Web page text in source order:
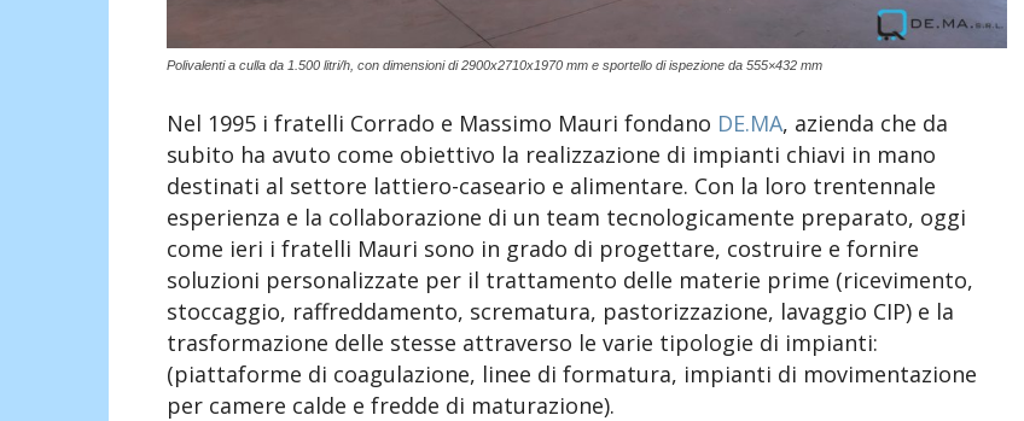
Polivalenti a culla da 1.500 litri/h, con dimensioni di 2900x2710x1970 mm e sportello di ispezione da 555×432 mm
Nel 1995 i fratelli Corrado e Massimo Mauri fondano DE.MA, azienda che da
subito ha avuto come obiettivo la realizzazione di impianti chiavi in mano
destinati al settore lattiero-caseario e alimentare. Con la loro trentennale
esperienza e la collaborazione di un team tecnologicamente preparato, oggi
come ieri i fratelli Mauri sono in grado di progettare, costruire e fornire
soluzioni personalizzate per il trattamento delle materie prime (ricevimento,
stoccaggio, raffreddamento, scrematura, pastorizzazione, lavaggio CIP) e la
trasformazione delle stesse attraverso le varie tipologie di impianti:
(piattaforme di coagulazione, linee di formatura, impianti di movimentazione
per camere calde e fredde di maturazione).